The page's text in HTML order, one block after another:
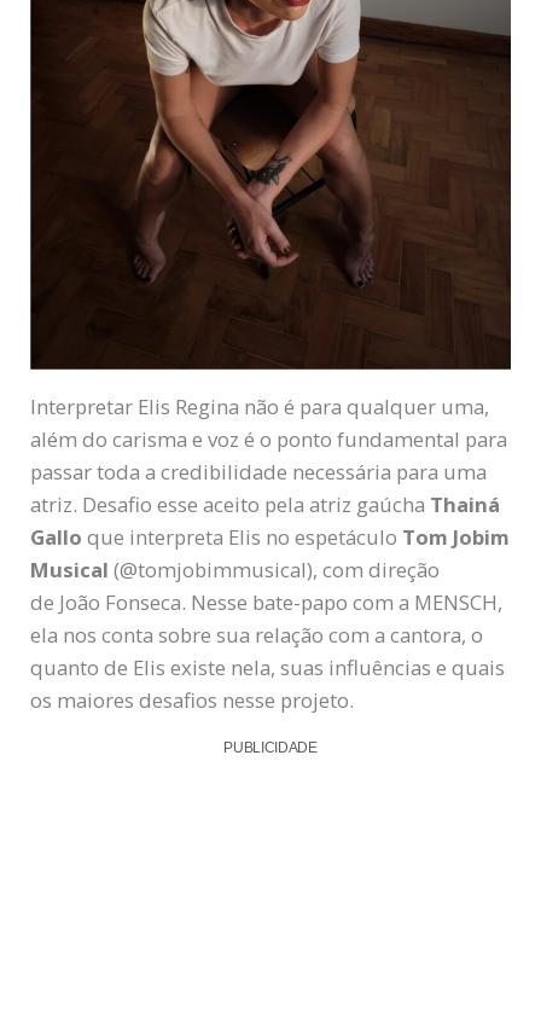
Interpretar Elis Regina não é para qualquer uma,
além do carisma e voz é o ponto fundamental para
passar toda a credibilidade necessária para uma
atriz. Desafio esse aceito pela atriz gaúcha Thainá
Gallo que interpreta Elis no espetáculo Tom Jobim
Musical (@tomjobimmusical), com direção
de João Fonseca. Nesse bate-papo com a MENSCH,
ela nos conta sobre sua relação com a cantora, o
quanto de Elis existe nela, suas influências e quais
os maiores desafios nesse projeto.
PUBLICIDADE